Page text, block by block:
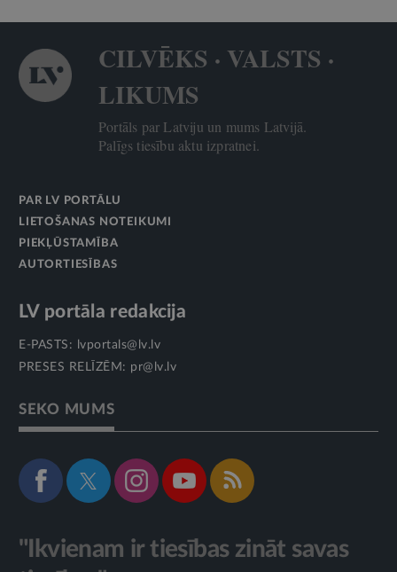
CILVĒKS · VALSTS ·
LIKUMS
Portāls par Latviju un mums Latvijā.
Palīgs tiesību aktu izpratnei.
PAR LV PORTĀLU
LIETOŠANAS NOTEIKUMI
PIEKĻŪSTAMĪBA
AUTORTIESĪBAS
LV portāla redakcija
E-PASTS:
lvportals@lv.lv
PRESES RELĪZĒM: pr@lv.lv
SEKO MUMS
"Ikvienam ir tiesības zināt savas